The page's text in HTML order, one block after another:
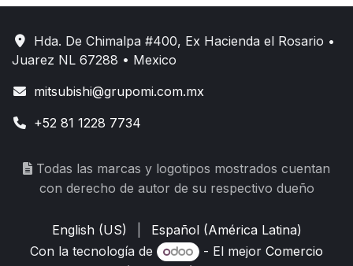
Hda. De Chimalpa #400, Ex Hacienda el Rosario •
Juarez NL 67288 • Mexico
mitsubishi@grupomi.com.mx
+52 81 1228 7734
Todas las marcas y logotipos mostrados cuentan
con derecho de autor de su respectivo dueño
English (US)
Español (América Latina)
Con la tecnología de
- El mejorComercio